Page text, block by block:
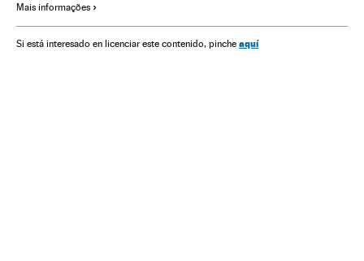
Desigualdade econômica
Universidades Estaduais Universidades públicas
Mais informações
Si está interesado en licenciar este contenido, pinche aquí